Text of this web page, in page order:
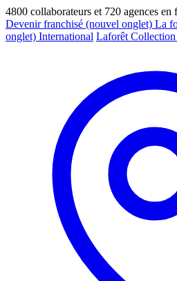
4800 collaborateurs et 720 agences en
Devenir franchisé (nouvel onglet) La
onglet) International Laforêt Collection